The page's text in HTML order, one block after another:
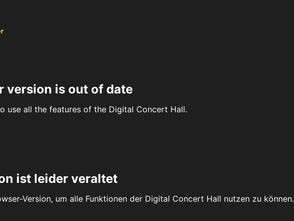
version is out of date
use all the features of the Digital Concert Hall.
ist leider veraltet
Version, um alle Funktionen der Digital Concert Hall nutzen zu können.